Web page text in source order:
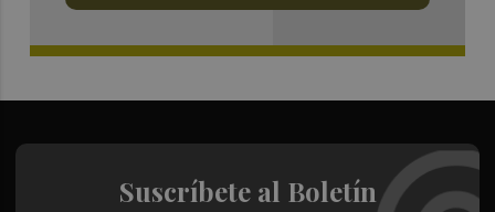
Suscríbete al Boletín